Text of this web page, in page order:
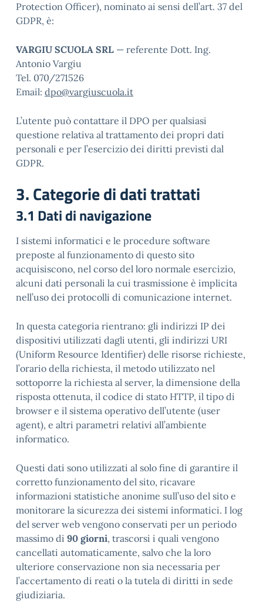
Protection Officer), nominato ai sensi dell’art. 37 del
GDPR, è:
VARGIU SCUOLA SRL — referente Dott. Ing.
Antonio Vargiu
Tel. 070/271526
Email: dpo@vargiuscuola.it
L’utente può contattare il DPO per qualsiasi
questione relativa al trattamento dei propri dati
personali e per l’esercizio dei diritti previsti dal
GDPR.
3. Categorie di dati trattati
3.1 Dati di navigazione
I sistemi informatici e le procedure software
preposte al funzionamento di questo sito
acquisiscono, nel corso del loro normale esercizio,
alcuni dati personali la cui trasmissione è implicita
nell’uso dei protocolli di comunicazione internet.
In questa categoria rientrano: gli indirizzi IP dei
dispositivi utilizzati dagli utenti, gli indirizzi URI
(Uniform Resource Identifier) delle risorse richieste,
l’orario della richiesta, il metodo utilizzato nel
sottoporre la richiesta al server, la dimensione della
risposta ottenuta, il codice di stato HTTP, il tipo di
browser e il sistema operativo dell’utente (user
agent), e altri parametri relativi all’ambiente
informatico.
Questi dati sono utilizzati al solo fine di garantire il
corretto funzionamento del sito, ricavare
informazioni statistiche anonime sull’uso del sito e
monitorare la sicurezza dei sistemi informatici. I log
del server web vengono conservati per un periodo
massimo di 90 giorni, trascorsi i quali vengono
cancellati automaticamente, salvo che la loro
ulteriore conservazione non sia necessaria per
l’accertamento di reati o la tutela di diritti in sede
giudiziaria.